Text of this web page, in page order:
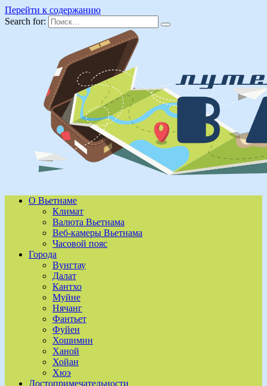
Перейти к содержанию
Search for:
О Вьетнаме
Климат
Валюта Вьетнама
Веб-камеры Вьетнама
Часовой пояс
Города
Вунгтау
Далат
Кантхо
Муйне
Нячанг
Фантьет
Фуйен
Хошимин
Ханой
Хойан
Хюэ
Достопримечательности